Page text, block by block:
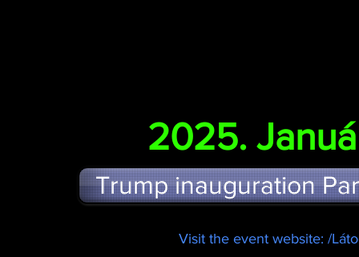
2025.
Visit the event website: /
Trump inauguration